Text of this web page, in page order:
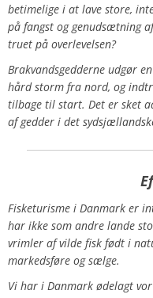
betimelige i at lave store,
på fangst og genudsætning
truet på overlevelsen?
Brakvandsgedderne udgør
hård storm fra nord, og
tilbage til start. Det er sket
af gedder i det
Fisketurisme i Danmark er
har ikke som andre lande
vrimler af vilde fisk født i
markedsføre og sælge.
Vi har i Danmark ødelagt